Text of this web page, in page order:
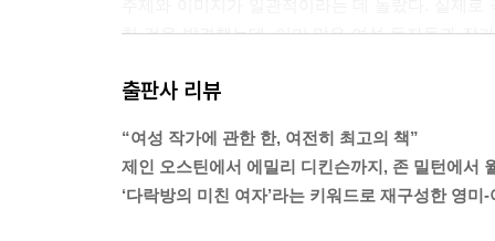
한 것을 발견했는데, 이미 많은 여성 독자들과 작
함에 대한 은유?이런 유형들은 대물림되며 거식
상 이례적이지 않은 최초의 시기처럼 보였기 때
서도 연결되어 있음을 알게 되었다. 하나는 19세
술가들은 삶과 예술 둘 다 실제로도 비유적으로도
출판사 리뷰
“여성 작가에 관한 한, 여전히 최고의 책”
제인 오스틴에서 에밀리 디킨슨까지, 존 밀턴에서
‘다락방의 미친 여자’라는 키워드로 재구성한 영미